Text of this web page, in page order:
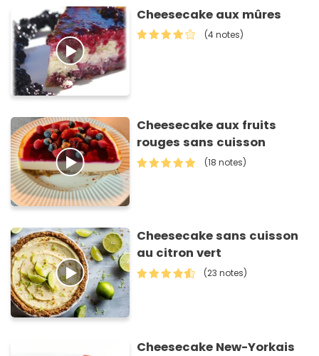
Cheesecake aux mûres
(4 notes)
Cheesecake aux fruits
rouges sans cuisson
(18 notes)
Cheesecake sans cuisson
au citron vert
(23 notes)
Cheesecake New-Yorkais